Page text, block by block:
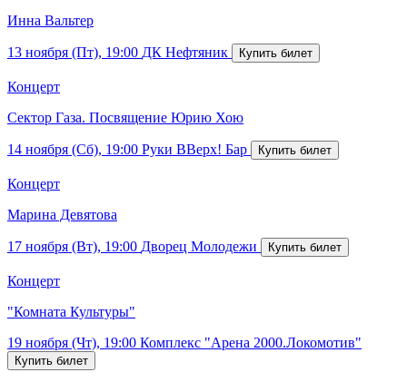
Инна Вальтер
13 ноября (Пт), 19:00 ДК Нефтяник
Концерт
Сектор Газа. Посвящение Юрию Хою
14 ноября (Сб), 19:00 Руки ВВерх! Бар
Концерт
Марина Девятова
17 ноября (Вт), 19:00 Дворец Молодежи
Концерт
"Комната Культуры"
19 ноября (Чт), 19:00 Комплекс "Арена 2000.Локомотив"